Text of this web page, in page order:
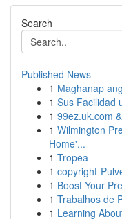
Search
Published News
1 Maghanap
1 Sus Facilidad
1 99ez.uk.com
1 Wilmington
Home'...
1 Tropea
1 copyright-
1 Boost Your
1 Trabalhos de
1 Learning